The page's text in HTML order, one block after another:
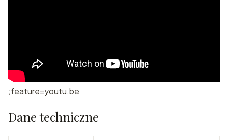
;feature=youtu.be
Dane techniczne